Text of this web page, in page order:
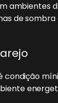
ambientes
de
condição